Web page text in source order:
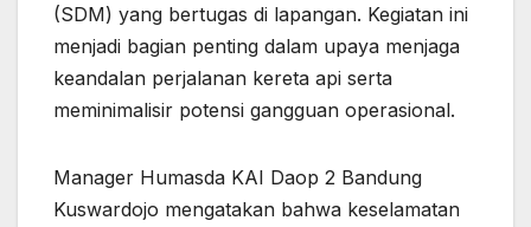
(SDM) yang bertugas di lapangan. Kegiatan ini
menjadi bagian penting dalam upaya menjaga
keandalan perjalanan kereta api serta
meminimalisir potensi gangguan operasional.
Manager Humasda KAI Daop 2 Bandung
Kuswardojo mengatakan bahwa keselamatan